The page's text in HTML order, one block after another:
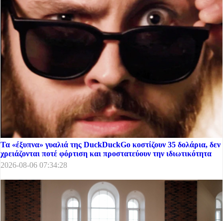
Τα «έξυπνα» γυαλιά της DuckDuckGo κοστίζουν 35 δολάρια, δεν
χρειάζονται ποτέ φόρτιση και προστατεύουν την ιδιωτικότητα
2026-08-06 07:34:28